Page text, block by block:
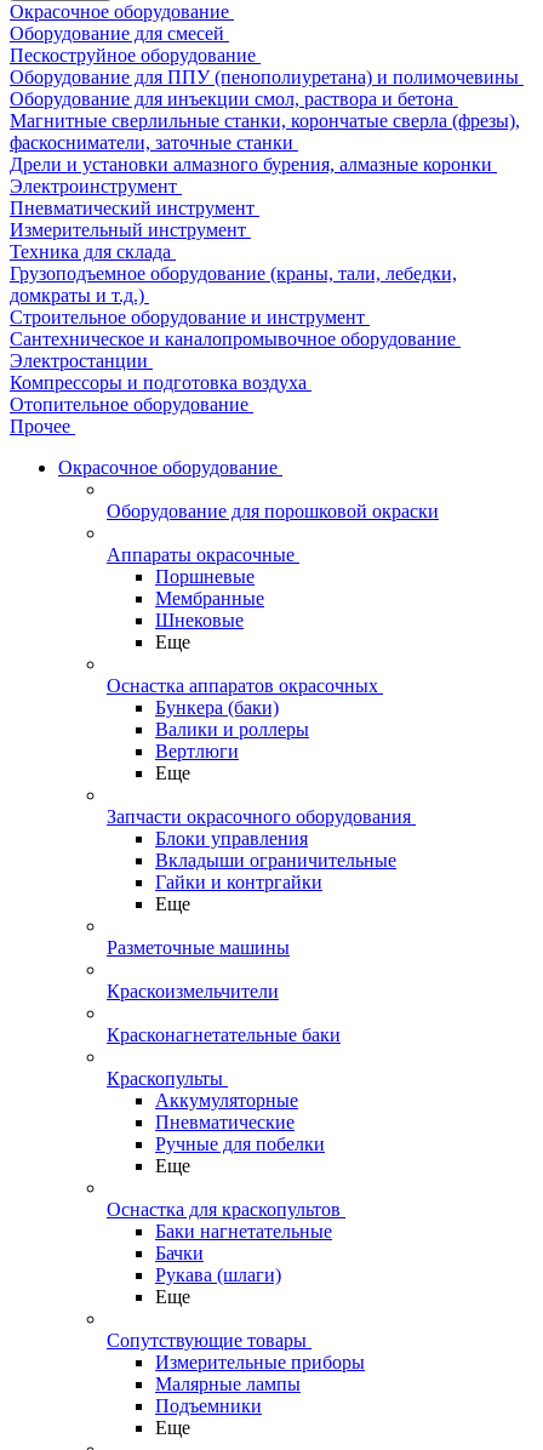
Окрасочное оборудование
Оборудование для смесей
Пескоструйное оборудование
Оборудование для ППУ (пенополиуретана) и полимочевины
Оборудование для инъекции смол, раствора и бетона
Магнитные сверлильные станки, корончатые сверла (фрезы),
фаскосниматели, заточные станки
Дрели и установки алмазного бурения, алмазные коронки
Электроинструмент
Пневматический инструмент
Измерительный инструмент
Техника для склада
Грузоподъемное оборудование (краны, тали, лебедки,
домкраты и т.д.)
Строительное оборудование и инструмент
Сантехническое и каналопромывочное оборудование
Электростанции
Компрессоры и подготовка воздуха
Отопительное оборудование
Прочее
Окрасочное оборудование
Оборудование для порошковой окраски
Аппараты окрасочные
Поршневые
Мембранные
Шнековые
Еще
Оснастка аппаратов окрасочных
Бункера (баки)
Валики и роллеры
Вертлюги
Еще
Запчасти окрасочного оборудования
Блоки управления
Вкладыши ограничительные
Гайки и контргайки
Еще
Разметочные машины
Краскоизмельчители
Красконагнетательные баки
Краскопульты
Аккумуляторные
Пневматические
Ручные для побелки
Еще
Оснастка для краскопультов
Баки нагнетательные
Бачки
Рукава (шлаги)
Еще
Сопутствующие товары
Измерительные приборы
Малярные лампы
Подъемники
Еще